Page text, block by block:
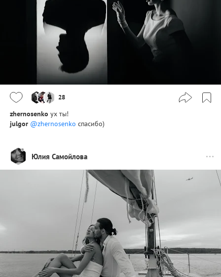
28
zhernosenko ух ты!
julgor @zhernosenko спасибо)
Юлия Самойлова